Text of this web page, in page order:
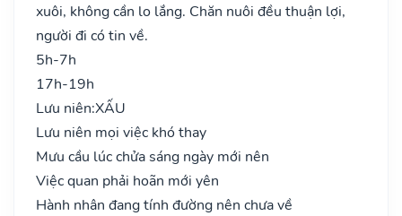
xuôi, không cần lo lắng. Chăn nuôi đều thuận lợi,
người đi có tin về.
5h-7h
17h-19h
Lưu niên:XẤU
Lưu niên mọi việc khó thay
Mưu cầu lúc chửa sáng ngày mới nên
Việc quan phải hoãn mới yên
Hành nhân đang tính đường nên chưa về